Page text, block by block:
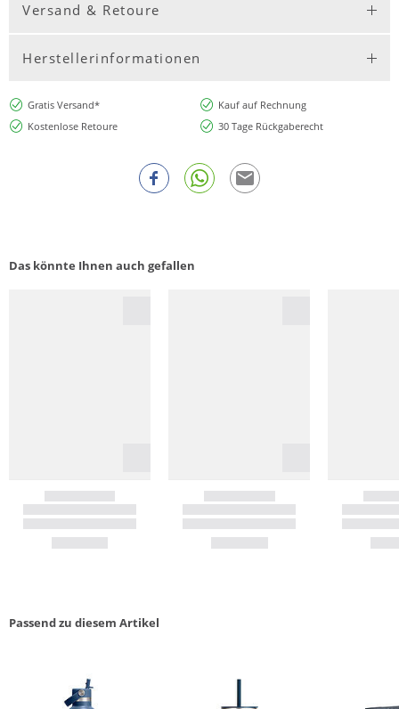
Versand & Retoure
Herstellerinformationen
Gratis Versand*
Kauf auf Rechnung
Kostenlose Retoure
30 Tage Rückgaberecht
Das könnte Ihnen auch gefallen
Passend zu diesem Artikel